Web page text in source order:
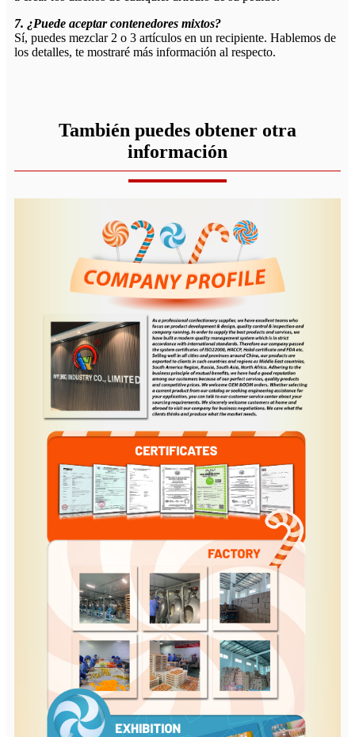
7. ¿Puede aceptar contenedores mixtos?
Sí, puedes mezclar 2 o 3 artículos en un recipiente. Hablemos de
los detalles, te mostraré más información al respecto.
También puedes obtener otra
información